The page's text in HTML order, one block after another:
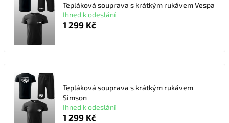
Tepláková souprava s krátkým rukávem Vespa
Ihned k odeslání
1 299 Kč
Tepláková souprava s krátkým rukávem
Simson
Ihned k odeslání
1 299 Kč